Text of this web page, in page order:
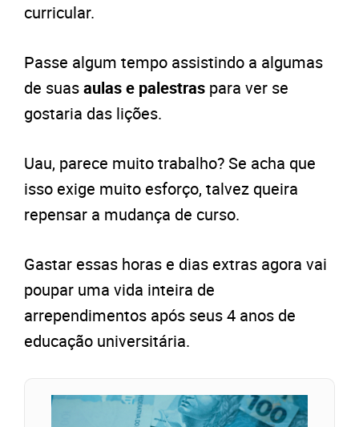
curricular.
Passe algum tempo assistindo a algumas
de suasaulas e palestras para ver se
gostaria das lições.
Uau, parece muito trabalho? Se acha que
isso exige muito esforço, talvez queira
repensar a mudança de curso.
Gastar essas horas e dias extras agora vai
poupar uma vida inteira de
arrependimentos após seus 4 anos de
educação universitária.